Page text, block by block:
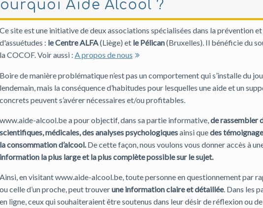
Aide Alcool ?
site est une initiative de deux associations spécialisées dans la prévention
: le Centre ALFA(Liège) et le Pélican(Bruxelles). Il bénéficie du
COCOF. Voir aussi : A propos de nous
de manière problématique n’est pas un comportement qui s’installe du
mais la conséquence d’habitudes pour lesquelles une aide et un
peuvent s’avérer nécessaires et/ou profitables.
alcool.be a pour objectif, dans sa partie informative, de rassembler
médicales, des analyses psychologiquesainsi quedes
consommation d’alcool.De cette façon, nous voulons vous donner accès à
la plus large et la plus complète possible sur le sujet.
en visitant www.aide-alcool.be, toute personne en questionnement par
celle d’un proche, peut trouverune information claire et détaillée. Dans les
ligne, ceux qui souhaiteraient être soutenus dans leur désir de réflexion ou